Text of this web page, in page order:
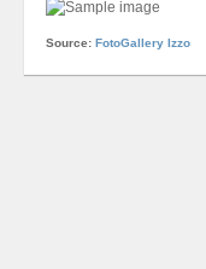
Source: FotoGallery Izzo